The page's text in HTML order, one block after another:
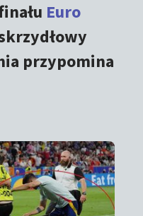
Euro
przypomina